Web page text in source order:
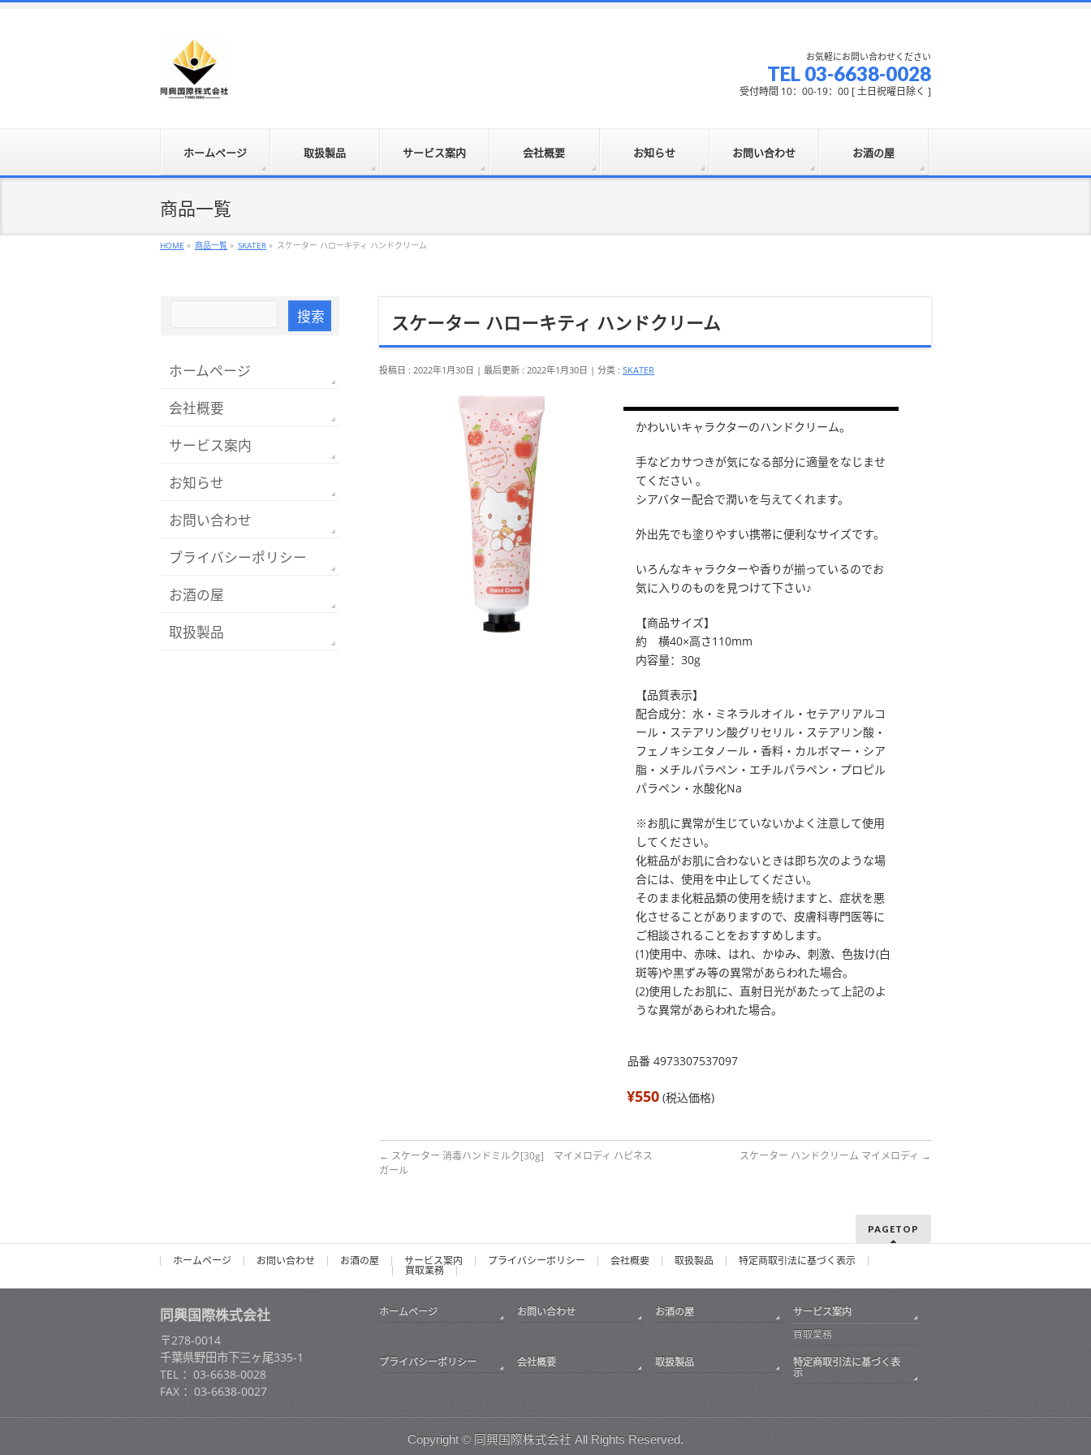
お気軽にお問い合わせください
TEL 03-6638-0028
受付時間 10：00-19：00 [ 土日祝曜日除く ]
ホームページ 取扱製品 サービス案内 会社概要 お知らせ お問い合わせ お酒の屋
商品一覧
HOME » 商品一覧 » SKATER » スケーター ハローキティ ハンドクリーム
スケーター ハローキティ ハンドクリーム
投稿日 : 2022年1月30日 最后更新 : 2022年1月30日 分类 : SKATER
かわいいキャラクターのハンドクリーム。
手などカサつきが気になる部分に適量をなじませ
てください 。
シアバター配合で潤いを与えてくれます。
外出先でも塗りやすい携帯に便利なサイズです。
いろんなキャラクターや香りが揃っているのでお
気に入りのものを見つけて下さい♪
【商品サイズ】
約 横40×高さ110mm
内容量：30g
【品質表示】
配合成分：水・ミネラルオイル・セテアリアルコ
ール・ステアリン酸グリセリル・ステアリン酸・
フェノキシエタノール・香料・カルボマー・シア
脂・メチルパラペン・エチルパラペン・プロピル
パラペン・水酸化Na
※お肌に異常が生じていないかよく注意して使用
してください。
化粧品がお肌に合わないときは即ち次のような場
合には、使用を中止してください。
そのまま化粧品類の使用を続けますと、症状を悪
化させることがありますので、皮膚科専門医等に
ご相談されることをおすすめします。
(1)使用中、赤味、はれ、かゆみ、刺激、色抜け(白
斑等)や黒ずみ等の異常があらわれた場合。
(2)使用したお肌に、直射日光があたって上記のよ
うな異常があらわれた場合。
品番 4973307537097
¥550 (税込価格)
← スケーター 消毒ハンドミルク[30g] マイメロディ ハピネス
ガール
スケーター ハンドクリーム マイメロディ →
ホームページ
会社概要
サービス案内
お知らせ
お問い合わせ
プライバシーポリシー
お酒の屋
取扱製品
PAGETOP
ホームページ お問い合わせ お酒の屋
サービス案内
買取業務
プライバシーポリシー 会社概要 取扱製品 特定商取引法に基づく表示
同興国際株式会社
〒278-0014
千葉県野田市下三ヶ尾335-1
TEL ：03-6638-0028
FAX ：03-6638-0027
ホームページ お問い合わせ お酒の屋
サービス案内
買取業務
プライバシーポリシー
会社概要 取扱製品 特定商取引法に基づく表
示
Copyright © 同興国際株式会社 All Rights Reserved.